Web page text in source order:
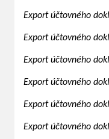
Export účtovného
Export účtovného
Export účtovného
Export účtovného
Export účtovného
Export účtovného